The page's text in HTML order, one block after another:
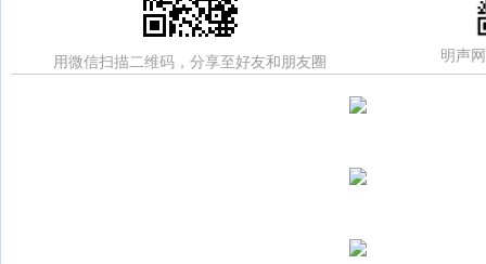
用微信扫描二维码，分享至好友和朋友圈 明声